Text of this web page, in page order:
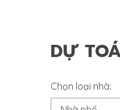
DỰ
Chọn loại nhà: